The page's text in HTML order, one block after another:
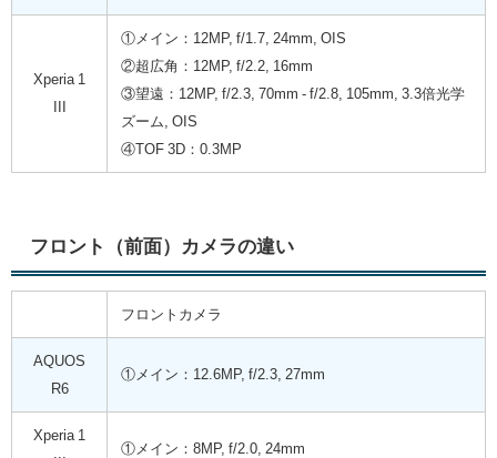
Xperia 1
①メイン：12MP, f/1.7, 24mm, OIS
②超広角：12MP, f/2.2, 16mm
③望遠：12MP, f/2.3, 70mm - f/2.8, 105mm, 3.3倍光学
ズーム, OIS
④TOF 3D：0.3MP
フロント（前面）カメラの違い
フロントカメラ
AQUOS
R6
①メイン：12.6MP, f/2.3, 27mm
Xperia 1
①メイン：8MP, f/2.0, 24mm